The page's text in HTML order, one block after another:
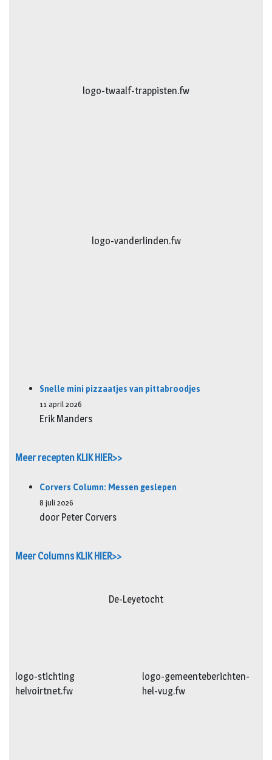
logo-twaalf-trappisten.fw
logo-vanderlinden.fw
Snelle mini pizzaatjes van pittabroodjes
11 april 2026
Erik Manders
Meer recepten KLIK HIER>>
Corvers Column: Messen geslepen
8 juli 2026
door Peter Corvers
Meer Columns KLIK HIER>>
De-Leyetocht
logo-stichting
helvoirtnet.fw
logo-gemeenteberichten-
hel-vug.fw